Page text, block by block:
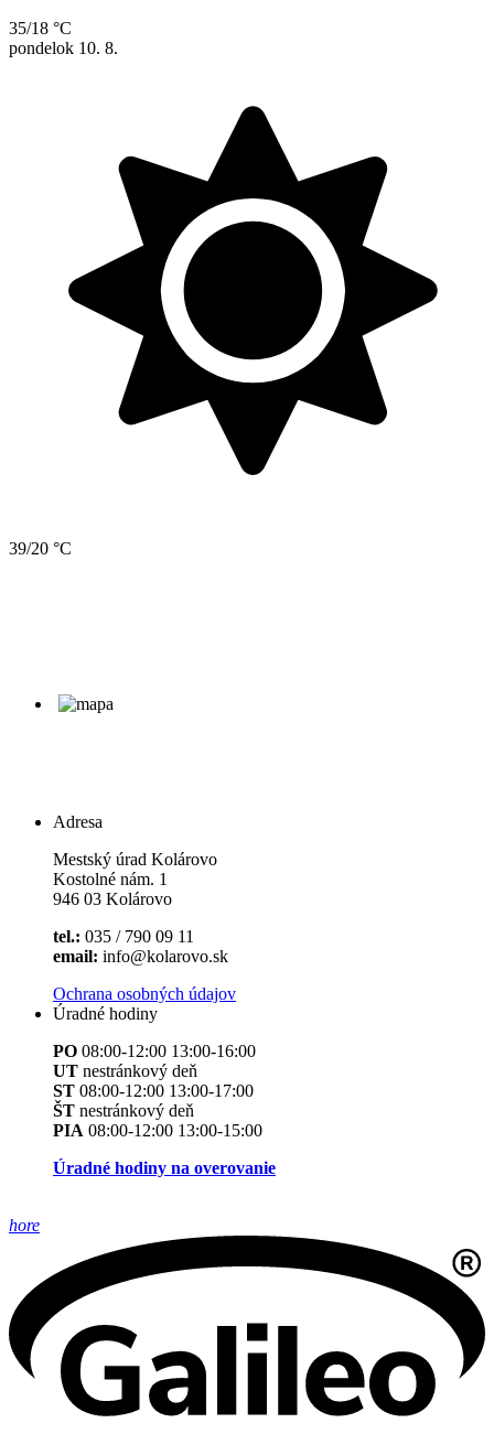
35/18 °C
pondelok 10. 8.
39/20 °C
Adresa
Mestský úrad Kolárovo
Kostolné nám. 1
946 03 Kolárovo
tel.: 035 / 790 09 11
email: info@kolarovo.sk
Ochrana osobných údajov
Úradné hodiny
PO 08:00-12:00 13:00-16:00
UT nestránkový deň
ST 08:00-12:00 13:00-17:00
ŠT nestránkový deň
PIA 08:00-12:00 13:00-15:00
Úradné hodiny na overovanie
hore